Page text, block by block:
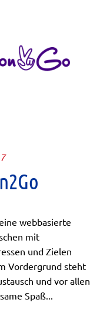
webbasierte
mit
und Zielen
Vordergrund steht
und vor allen
Spaß...